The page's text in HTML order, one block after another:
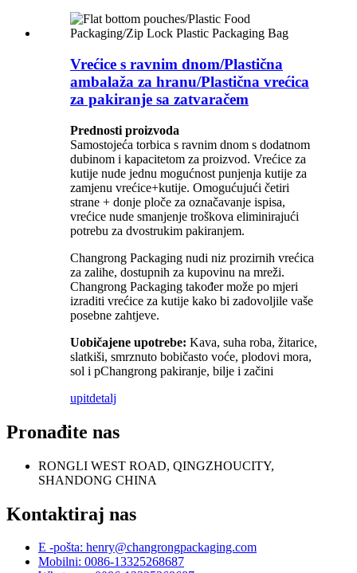
Vrećice s ravnim dnom/Plastična
ambalaža za hranu/Plastična vrećica
za pakiranje sa zatvaračem
Prednosti proizvoda
Samostojeća torbica s ravnim dnom s dodatnom
dubinom i kapacitetom za proizvod. Vrećice za
kutije nude jednu mogućnost punjenja kutije za
zamjenu vrećice+kutije. Omogućujući četiri
strane + donje ploče za označavanje ispisa,
vrećice nude smanjenje troškova eliminirajući
potrebu za dvostrukim pakiranjem.
Changrong Packaging nudi niz prozirnih vrećica
za zalihe, dostupnih za kupovinu na mreži.
Changrong Packaging također može po mjeri
izraditi vrećice za kutije kako bi zadovoljile vaše
posebne zahtjeve.
Uobičajene upotrebe: Kava, suha roba, žitarice,
slatkiši, smrznuto bobičasto voće, plodovi mora,
sol i pChangrong pakiranje, bilje i začini
upitdetalj
Pronađite nas
RONGLI WEST ROAD, QINGZHOUCITY,
SHANDONG CHINA
Kontaktiraj nas
E -pošta: henry@changrongpackaging.com
Mobilni: 0086-13325268687